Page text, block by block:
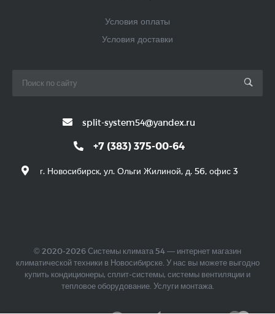
Условия оплаты
Условия доставки
split-system54@yandex.ru
+7 (383) 375-00-64
г. Новосибирск, ул. Ольги Жилиной, д. 56, офис 3
© 2020-2026 Системы климата 54 — интернет магазин
климатической техники в Новосибирске. У нас вы можете выгодно
купить кондиционеры, сплит-системы, системы вентиляции и
тепловое оборудование. Услуги монтажа.